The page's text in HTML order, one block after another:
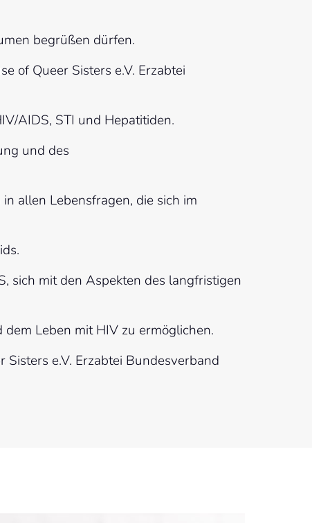
begrüßen dürfen.
of Queer Sisters e.V. Erzabtei
AIDS, STI und Hepatitiden.
und des
allen Lebensfragen, die sich im
sich mit den Aspekten des langfristigen
Leben mit HIV zu ermöglichen.
e.V. Erzabtei Bundesverband